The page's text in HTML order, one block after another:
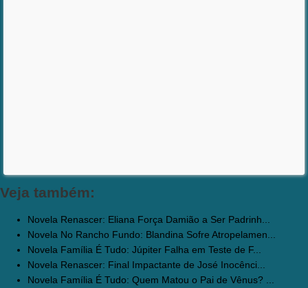
Veja também:
Novela Renascer: Eliana Força Damião a Ser Padrinh...
Novela No Rancho Fundo: Blandina Sofre Atropelamen...
Novela Família É Tudo: Júpiter Falha em Teste de F...
Novela Renascer: Final Impactante de José Inocênci...
Novela Família É Tudo: Quem Matou o Pai de Vênus? ...